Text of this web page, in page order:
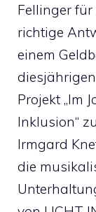
Fellinger für
richtige
einem
diesjährigen
Projekt „Im
Inklusion“
Irmgard
die